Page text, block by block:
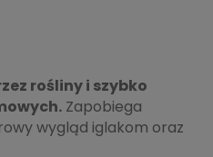
rośliny i szybko
Zapobiega
wygląd iglakom oraz